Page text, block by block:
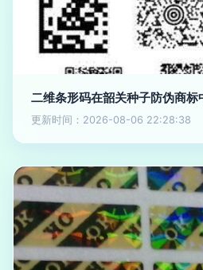
二维条形码在韶关种子防伪商标
更新时间：2026-08-06 22:28:38